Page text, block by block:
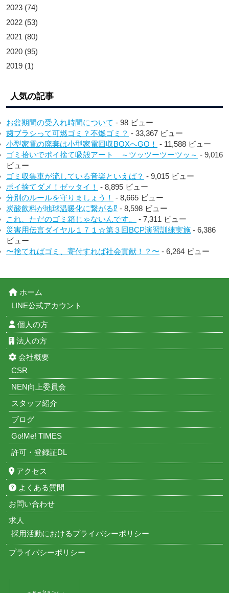
2023 (74)
2022 (53)
2021 (80)
2020 (95)
2019 (1)
人気の記事
お盆期間の受入れ時間について - 98 ビュー
歯ブラシって可燃ゴミ？不燃ゴミ？ - 33,367 ビュー
小型家電の廃棄は小型家電回収BOXへGO！ - 11,588 ビュー
ゴミ拾いでポイ捨て吸殻アート ～ツッツーツーツッ～ - 9,016
ビュー
ゴミ収集車が流している音楽といえば？ - 9,015 ビュー
ポイ捨てダメ！ゼッタイ！ - 8,895 ビュー
分別のルールを守りましょう！ - 8,665 ビュー
炭酸飲料が地球温暖化に繋がる⁉︎ - 8,598 ビュー
これ、ただのゴミ箱じゃないんです。
- 7,311 ビュー
災害用伝言ダイヤル１７１☆第３回BCP演習訓練実施 - 6,386
ビュー
〜捨てればゴミ、寄付すれば社会貢献！？〜 - 6,264 ビュー
ホーム
LINE公式アカウント
個人の方
法人の方
会社概要
CSR
NEN向上委員会
スタッフ紹介
ブログ
Go!Me! TIMES
許可・登録証DL
アクセス
よくある質問
お問い合わせ
求人
採用活動におけるプライバシーポリシー
プライバシーポリシー